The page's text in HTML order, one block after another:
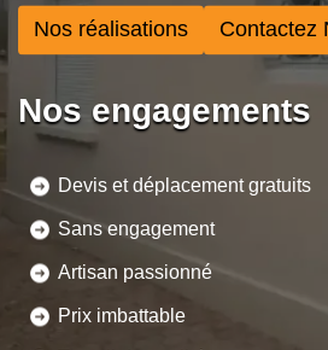
Nos réalisations Contactez
Nos engagements
Devis et déplacement gratuits
Sans engagement
Artisan passionné
Prix imbattable